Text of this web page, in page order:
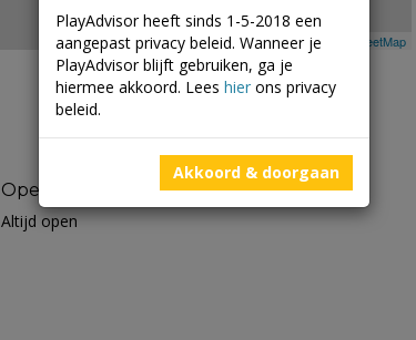
Leaflet | ©Mapbox © OpenStreetMap
Openingstijden
Altijd open
PlayAdvisor heeft sinds 1-5-2018 een
aangepast privacy beleid. Wanneer je
PlayAdvisor blijft gebruiken, ga je
hiermee akkoord. Lees hier ons privacy
beleid.
Akkoord & doorgaan